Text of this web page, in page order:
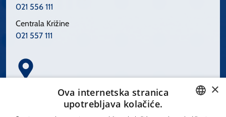
021 556 111
Centrala Križine
021 557 111
Spinčićeva 1, 21000 Split
×
Ova internetska stranica
upotrebljava kolačiće.